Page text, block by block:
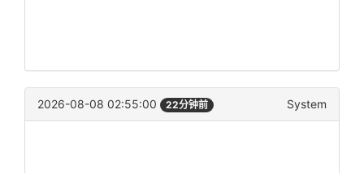
2026-08-08 02:55:00 22分钟前 System